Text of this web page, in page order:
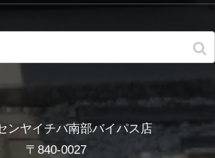
ンヤイチバ南部バイパス店
〒840-0027